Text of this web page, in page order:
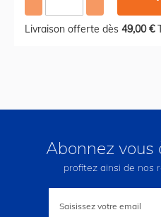
Livraison offerte dès 49,00 €
Abonnez
profitez ainsi de nos